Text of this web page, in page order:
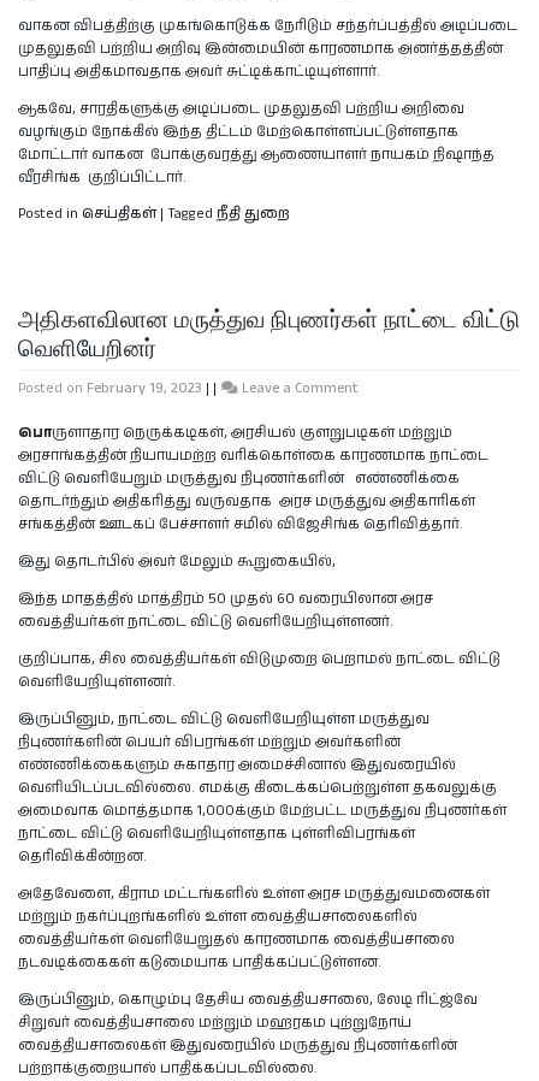
வாகன விபத்திற்கு முகங்கொடுக்க நேரிடும் சந்தர்ப்பத்தில் அடிப்படை
முதலுதவி பற்றிய அறிவு இன்மையின் காரணமாக அனர்த்தத்தின்
பாதிப்பு அதிகமாவதாக அவர் சுட்டிக்காட்டியுள்ளார்.
ஆகவே, சாரதிகளுக்கு அடிப்படை முதலுதவி பற்றிய அறிவை
வழங்கும் நோக்கில் இந்த திட்டம் மேற்கொள்ளப்பட்டுள்ளதாக
மோட்டார் வாகன போக்குவரத்து ஆணையாளர் நாயகம் நிஷாந்த
வீரசிங்க குறிப்பிட்டார்.
Posted in செய்திகள்| Tagged நீதி துறை
அதிகளவிலான மருத்துவ நிபுணர்கள் நாட்டை விட்டு
வெளியேறினர்
Posted on February 19, 2023 | | Leave a Comment
பொருளாதார நெருக்கடிகள், அரசியல் குளறுபடிகள் மற்றும்
அரசாங்கத்தின் நியாயமற்ற வரிக்கொள்கை காரணமாக நாட்டை
விட்டு வெளியேறும் மருத்துவ நிபுணர்களின் எண்ணிக்கை
தொடர்ந்தும் அதிகரித்து வருவதாக அரச மருத்துவ அதிகாரிகள்
சங்கத்தின் ஊடகப் பேச்சாளர் சமில் விஜேசிங்க தெரிவித்தார்.
இது தொடர்பில் அவர் மேலும் கூறுகையில்,
இந்த மாதத்தில் மாத்திரம் 50 முதல் 60 வரையிலான அரச
வைத்தியர்கள் நாட்டை விட்டு வெளியேறியுள்ளனர்.
குறிப்பாக, சில வைத்தியர்கள் விடுமுறை பெறாமல் நாட்டை விட்டு
வெளியேறியுள்ளனர்.
இருப்பினும், நாட்டை விட்டு வெளியேறியுள்ள மருத்துவ
நிபுணர்களின் பெயர் விபரங்கள் மற்றும் அவர்களின்
எண்ணிக்கைகளும் சுகாதார அமைச்சினால் இதுவரையில்
வெளியிடப்படவில்லை. எமக்கு கிடைக்கப்பெற்றுள்ள தகவலுக்கு
அமைவாக மொத்தமாக 1,000க்கும் மேற்பட்ட மருத்துவ நிபுணர்கள்
நாட்டை விட்டு வெளியேறியுள்ளதாக புள்ளிவிபரங்கள்
தெரிவிக்கின்றன.
அதேவேளை, கிராம மட்டங்களில் உள்ள அரச மருத்துவமனைகள்
மற்றும் நகர்ப்புறங்களில் உள்ள வைத்தியசாலைகளில்
வைத்தியர்கள் வெளியேறுதல் காரணமாக வைத்தியசாலை
நடவடிக்கைகள் கடுமையாக பாதிக்கப்பட்டுள்ளன.
இருப்பினும், கொழும்பு தேசிய வைத்தியசாலை, லேடி ரிட்ஜ்வே
சிறுவர் வைத்தியசாலை மற்றும் மஹரகம புற்றுநோய்
வைத்தியசாலைகள் இதுவரையில் மருத்துவ நிபுணர்களின்
பற்றாக்குறையால் பாதிக்கப்படவில்லை.